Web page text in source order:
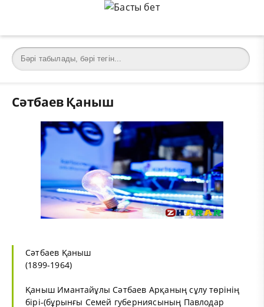
Сәтбаев Қаныш
Сәтбаев Қаныш
(1899-1964)
Қаныш Имантайұлы Сәтбаев Арқаның сұлу төрінің
бірі-(бұрынғы Семей губерниясының Павлодар